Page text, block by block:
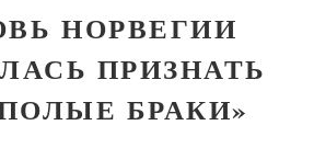
НОРВЕГИИ
ПРИЗНАТЬ
БРАКИ»